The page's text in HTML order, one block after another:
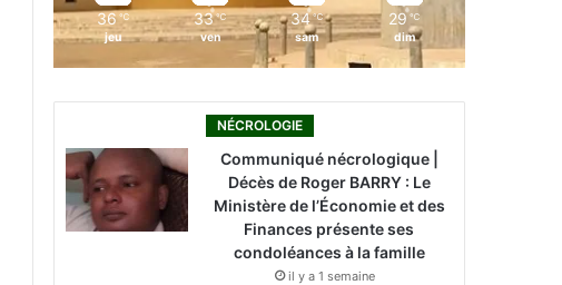
36 ℃
jeu
33 ℃
ven
34 ℃
sam
29 ℃
dim
NÉCROLOGIE
Communiqué nécrologique |
Décès de Roger BARRY : Le
Ministère de l’Économie et des
Finances présente ses
condoléances à la famille
il y a 1 semaine